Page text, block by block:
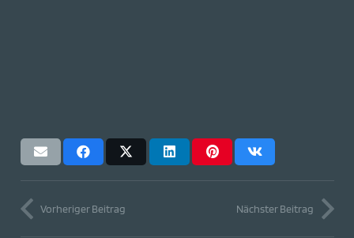
Vorheriger Beitrag Nächster Beitrag